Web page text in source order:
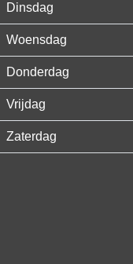
Dinsdag
Woensdag
Donderdag
Vrijdag
Zaterdag